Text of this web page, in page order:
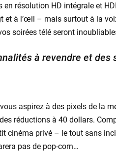
résolution HD intégrale et
et à l’œil – mais surtout à la
soirées télé seront
à revendre et des
aspirez à des pixels de la
réductions à 40 dollars.
cinéma privé – le tout sans
pas de pop-corn…